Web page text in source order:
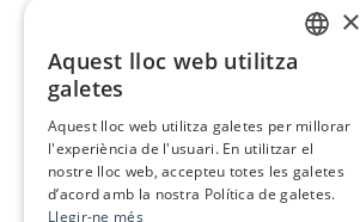
×
Aquest lloc web utilitza
galetes
Aquest lloc web utilitza galetes per millorar
l'experiència de l'usuari. En utilitzar el
nostre lloc web, accepteu totes les galetes
d’acord amb la nostra Política de galetes.
Llegir-ne més